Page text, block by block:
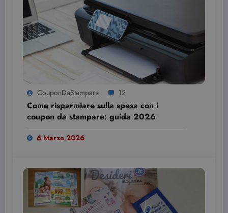
CouponDaStampare 12
Come risparmiare sulla spesa con i
coupon da stampare: guida 2026
6 Marzo 2026